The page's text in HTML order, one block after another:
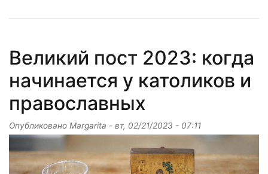
Великий пост 2023: когда
начинается у католиков и
православных
Опубликовано Margarita - вт, 02/21/2023 - 07:11